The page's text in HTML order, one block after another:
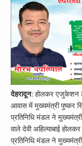
देहरादून: होलकर एजुकेशन
आवास में मुख्यमंत्री पुष्कर
प्रतिनिधि मंडल ने
वाले देवी अहिल्याबाई
प्रतिनिधि मंडल ने